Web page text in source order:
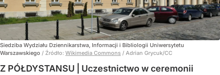
Siedziba Wydziału Dziennikarstwa, Informacji i Bibliologii Uniwersytetu
Warszawskiego / Źródło: Wikimedia Commons / Adrian Grycuk/CC
Z PÓŁDYSTANSU | Uczestnictwo w ceremonii